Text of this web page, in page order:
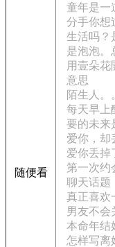
随便看
童年是一
分手你想
生活吗？
是泡泡。
用壹朵花
意思
陌生人。
每天早上
要的未来
爱你，却
爱你丢掉
第一次约
聊天话题
真正喜欢
男友不会
本命年结
怎样写离